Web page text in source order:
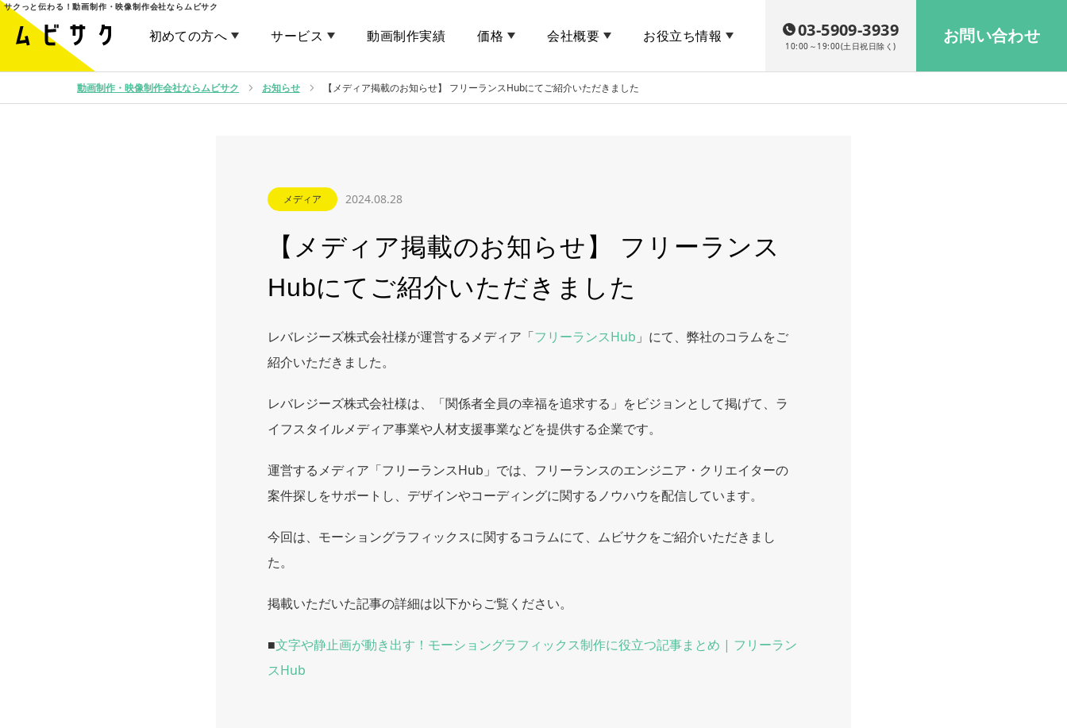
03-5909-3939
10:00～19:00(土日祝日除く) お問い合わせ
初めての方へ サービス 動画制作実績 価格 会社概要 お役立ち情報
サクっと伝わる！動画制作・映像制作会社ならムビサク
動画制作・映像制作会社ならムビサク お知らせ 【メディア掲載のお知らせ】 フリーランスHubにてご紹介いただきました
メディア 2024.08.28
【メディア掲載のお知らせ】 フリーランス
Hubにてご紹介いただきました
レバレジーズ株式会社様が運営するメディア「フリーランスHub 」にて、弊社のコラムをご
紹介いただきました。
レバレジーズ株式会社様は、「関係者全員の幸福を追求する」をビジョンとして掲げて、ラ
イフスタイルメディア事業や人材支援事業などを提供する企業です。
運営するメディア「フリーランスHub」では、フリーランスのエンジニア・クリエイターの
案件探しをサポートし、デザインやコーディングに関するノウハウを配信しています。
今回は、モーショングラフィックスに関するコラムにて、ムビサクをご紹介いただきまし
た。
掲載いただいた記事の詳細は以下からご覧ください。
■文字や静止画が動き出す！モーショングラフィックス制作に役立つ記事まとめ | フリーラン
スHub